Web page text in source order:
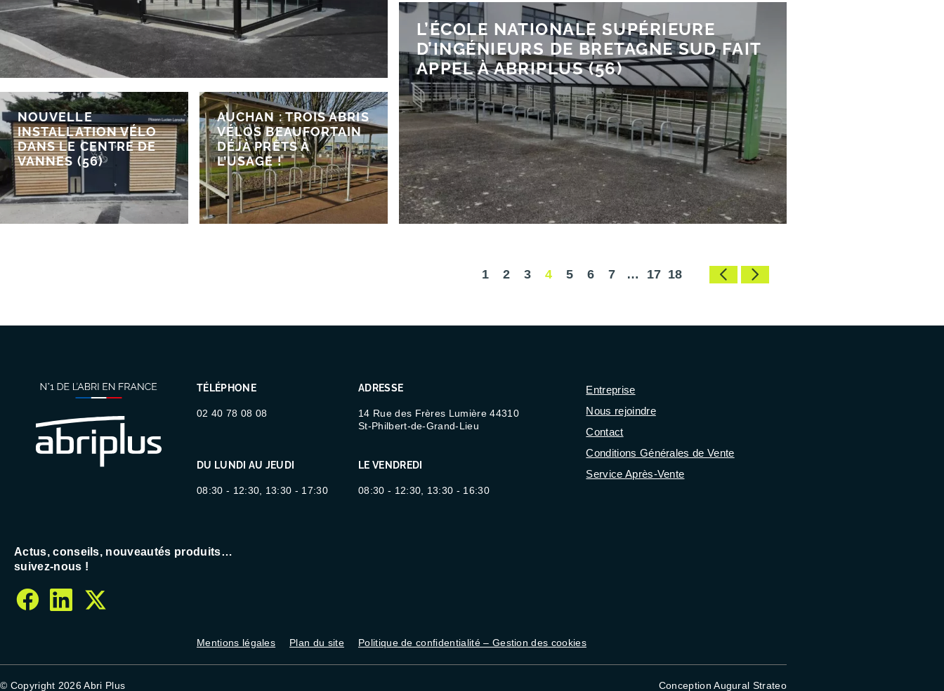
NOUVELLE
INSTALLATION VÉLO
DANS LE CENTRE DE
VANNES (56)
AUCHAN : TROIS ABRIS
VÉLOS BEAUFORTAIN
DÉJÀ PRÊTS À
L’USAGE !
L’ÉCOLE NATIONALE SUPÉRIEURE
D’INGÉNIEURS DE BRETAGNE SUD FAIT
APPEL À ABRIPLUS (56)
1 2 3 4 5 6 7 … 17 18
TÉLÉPHONE
02 40 78 08 08
ADRESSE
14 Rue des Frères Lumière 44310
St-Philbert-de-Grand-Lieu
DU LUNDI AU JEUDI
08:30 - 12:30, 13:30 - 17:30
LE VENDREDI
08:30 - 12:30, 13:30 - 16:30
Entreprise
Nous rejoindre
Contact
Conditions Générales de Vente
Service Après-Vente
Actus, conseils, nouveautés produits…
suivez-nous !
facebook
linkedin
twitter
Mentions légales Plan du site Politique de confidentialité – Gestion des cookies
© Copyright 2026 Abri Plus Conception Augural Strateo